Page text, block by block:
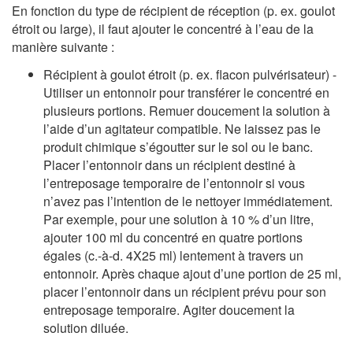
En fonction du type de récipient de réception (p. ex. goulot
étroit ou large), il faut ajouter le concentré à l’eau de la
manière suivante :
Récipient à goulot étroit (p. ex. flacon pulvérisateur) -
Utiliser un entonnoir pour transférer le concentré en
plusieurs portions. Remuer doucement la solution à
l’aide d’un agitateur compatible. Ne laissez pas le
produit chimique s’égoutter sur le sol ou le banc.
Placer l’entonnoir dans un récipient destiné à
l’entreposage temporaire de l’entonnoir si vous
n’avez pas l’intention de le nettoyer immédiatement.
Par exemple, pour une solution à 10 % d’un litre,
ajouter 100 ml du concentré en quatre portions
égales (c.-à-d. 4X25 ml) lentement à travers un
entonnoir. Après chaque ajout d’une portion de 25 ml,
placer l’entonnoir dans un récipient prévu pour son
entreposage temporaire. Agiter doucement la
solution diluée.